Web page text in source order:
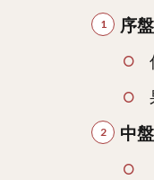
序
中